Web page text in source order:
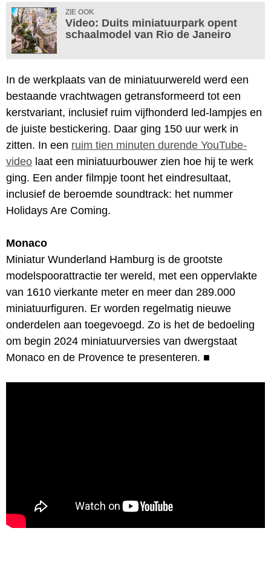
ZIE OOK
Video: Duits miniatuurpark opent
schaalmodel van Rio de Janeiro
In de werkplaats van de miniatuurwereld werd een
bestaande vrachtwagen getransformeerd tot een
kerstvariant, inclusief ruim vijfhonderd led-lampjes en
de juiste bestickering. Daar ging 150 uur werk in
zitten. In een ruim tien minuten durende YouTube-
video laat een miniatuurbouwer zien hoe hij te werk
ging. Een ander filmpje toont het eindresultaat,
inclusief de beroemde soundtrack: het nummer
Holidays Are Coming.
Monaco
Miniatur Wunderland Hamburg is de grootste
modelspoorattractie ter wereld, met een oppervlakte
van 1610 vierkante meter en meer dan 289.000
miniatuurfiguren. Er worden regelmatig nieuwe
onderdelen aan toegevoegd. Zo is het de bedoeling
om begin 2024 miniatuurversies van dwergstaat
Monaco en de Provence te presenteren. ■